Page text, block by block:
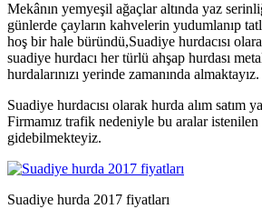
Mekânın yemyeşil ağaçlar altında yaz
günlerde çayların kahvelerin yudumlanıp
hoş bir hale büründü,Suadiye hurdacısı
suadiye hurdacı her türlü ahşap hurdası
hurdalarınızı yerinde zamanında almaktayız.
Suadiye hurdacısı olarak hurda alım satım
Firmamız trafik nedeniyle bu aralar istenilen
gidebilmekteyiz.
Suadiye hurda 2017 fiyatları